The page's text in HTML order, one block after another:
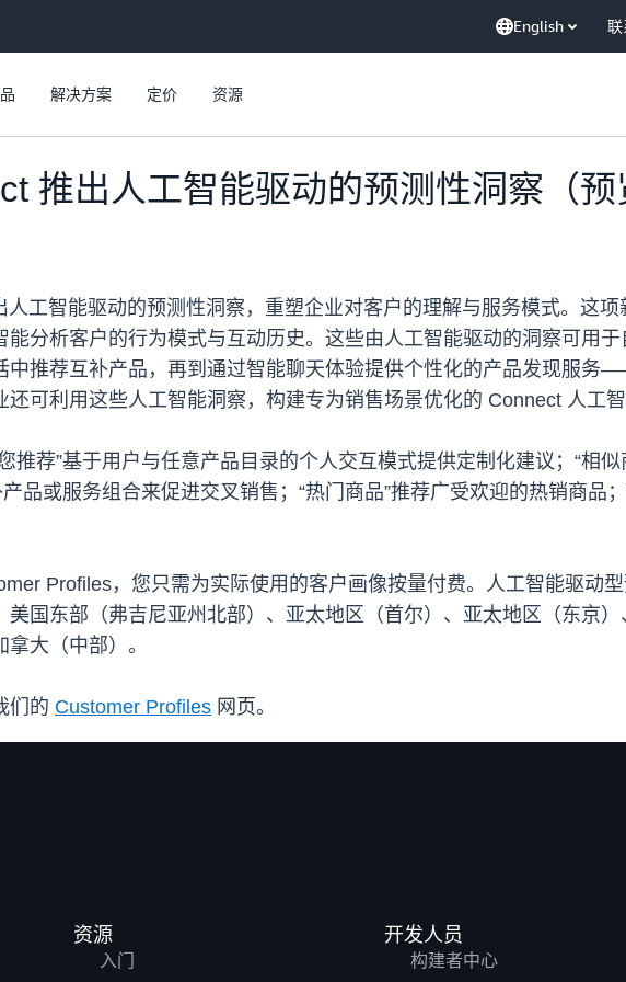
English 联
解决方案 定价 资源
推出人工智能驱动的预测性洞察（预
工智能驱动的预测性洞察，重塑企业对客户的理解与服务模式。这
能分析客户的行为模式与互动历史。这些由人工智能驱动的洞察可用
中推荐互补产品，再到通过智能聊天体验提供个性化的产品发现服务
可利用这些人工智能洞察，构建专为销售场景优化的 Connect 人工智
推荐”基于用户与任意产品目录的个人交互模式提供定制化建议；“相
品或服务组合来促进交叉销售；“热门商品”推荐广受欢迎的热销商品
Profiles，您只需为实际使用的客户画像按量付费。人工智能驱动
美国东部（弗吉尼亚州北部）、亚太地区（首尔）、亚太地区（东京
大（中部）。
们的 Customer Profiles 网页。
资源
入门
开发人员
构建者中心